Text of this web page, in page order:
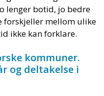
lenger botid, jo bedre
forskjeller mellom ulike
ikke kan forklare.
kommuner.
og deltakelse i